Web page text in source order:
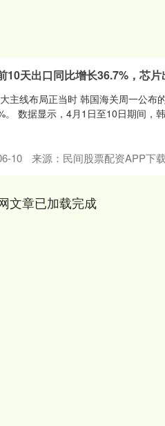
10天出口同比增长36.7%，芯
主线布局正当时 韩国海关周一公布
。 数据显示，4月1日至10日期间，
10 来源：民间股票配资APP下载
文章已加载完成